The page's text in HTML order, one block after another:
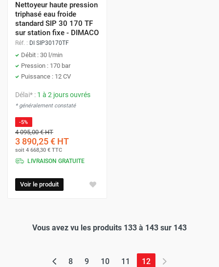
Nettoyeur haute pression
triphasé eau froide
standard SIP 30 170 TF
sur station fixe - DIMACO
Réf. : DI SIP30170TF
Débit : 30 l/min
Pression : 170 bar
Puissance : 12 CV
Délai* : 1 à 2 jours ouvrés
* généralement constaté
-5%
4 095,00 €HT
3 890,25 € HT
soit 4 668,30 € TTC
LIVRAISON GRATUITE
Voir le produit
Vous avez vu les produits 133 à 143 sur 143
8 9 10 11 12(page actuelle)